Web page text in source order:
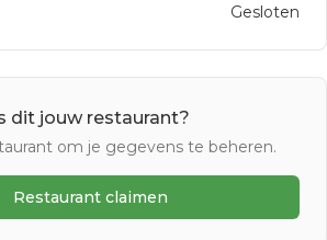
Gesloten
dit jouw restaurant?
om je gegevens te beheren.
Restaurant claimen